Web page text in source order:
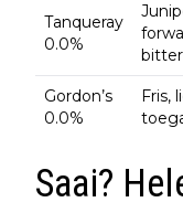
Tanqueray
0.0%
bitter
Gordon’s
0.0%
Fris,
Saai?